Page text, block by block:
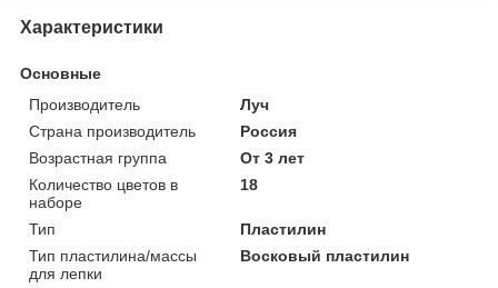
Характеристики
Основные
Производитель
Луч
Страна производитель
Россия
Возрастная группа
От 3 лет
Количество цветов в
наборе
18
Тип
Пластилин
Тип пластилина/массы
для лепки
Восковый пластилин